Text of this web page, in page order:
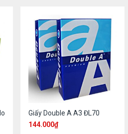
Giấy Double A A3 ĐL70
144.000₫